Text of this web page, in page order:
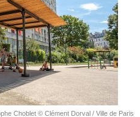
Choblet © Clément Dorval / Ville de Paris